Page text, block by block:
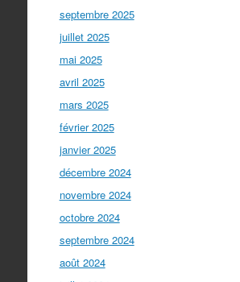
septembre 2025
juillet 2025
mai 2025
avril 2025
mars 2025
février 2025
janvier 2025
décembre 2024
novembre 2024
octobre 2024
septembre 2024
août 2024